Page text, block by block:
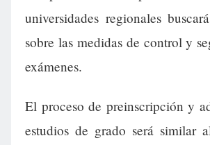
universidades regionales
sobre las medidas de control y
exámenes.
El proceso de preinscripción y
estudios de grado será similar